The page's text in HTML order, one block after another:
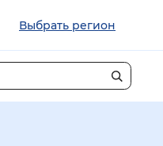
Выбрать регион